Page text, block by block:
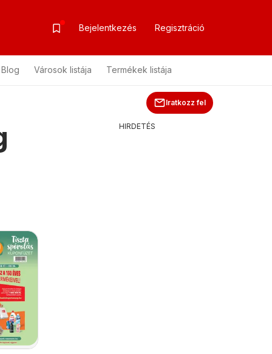
Bejelentkezés Regisztráció
Blog Városok listája Termékek listája
Iratkozz fel
HIRDETÉS